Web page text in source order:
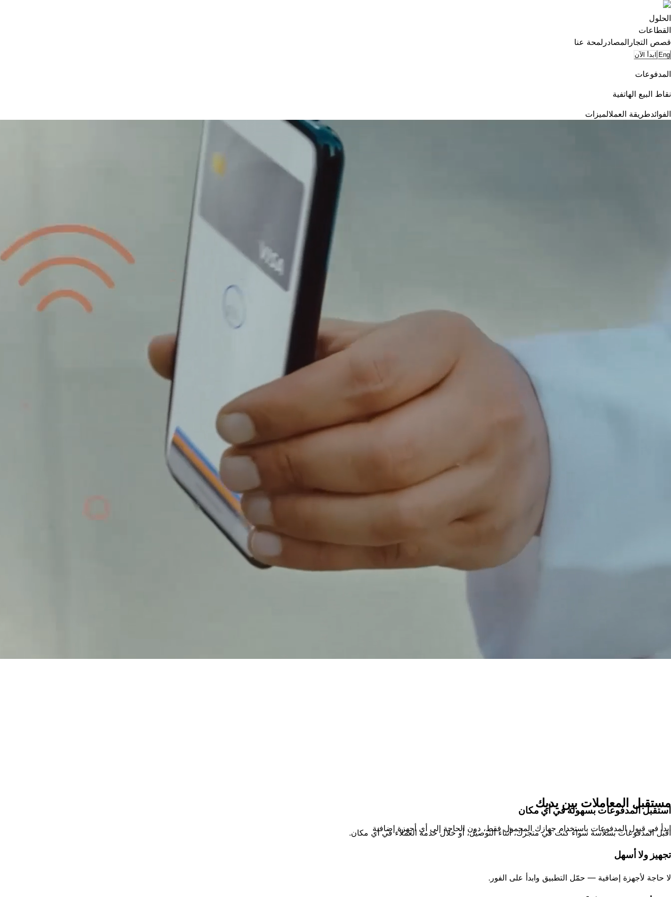
الحلول
القطاعات
قصص التجار المصادر لمحة عنا
Eng ابدأ الآن
المدفوعات
نقاط البيع الهاتفية
الفوائدطريقة العملالميزات
مستقبل المعاملات بين يديك
ابدأ في قبول المدفوعات باستخدام جهازك المحمول فقط، دون الحاجة إلى أي أجهزة إضافية
استقبل المدفوعات بسهولة في أي مكان
اقبل المدفوعات بسلاسة سواء كنت في متجرك، أثناء التوصيل، أو خلال خدمة العملاء في أي مكان.
تجهيز ولا أسهل
لا حاجة لأجهزة إضافية — حمّل التطبيق وابدأ على الفور.